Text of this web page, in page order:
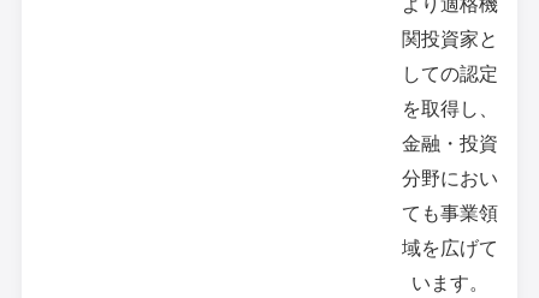
関投資家と
しての認定
を取得し、
金融・投資
分野におい
ても事業領
域を広げて
います。